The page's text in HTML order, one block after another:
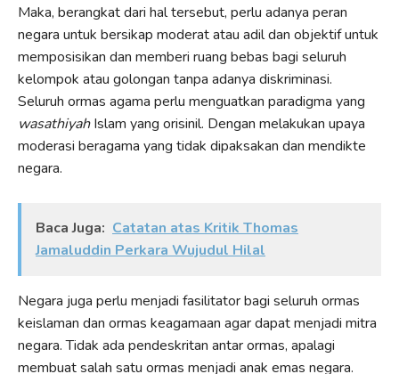
Maka, berangkat dari hal tersebut, perlu adanya peran
negara untuk bersikap moderat atau adil dan objektif untuk
memposisikan dan memberi ruang bebas bagi seluruh
kelompok atau golongan tanpa adanya diskriminasi.
Seluruh ormas agama perlu menguatkan paradigma yang
wasathiyahIslam yang orisinil. Dengan melakukan upaya
moderasi beragama yang tidak dipaksakan dan mendikte
negara.
Baca Juga: Catatan atas Kritik Thomas
Jamaluddin Perkara Wujudul Hilal
Negara juga perlu menjadi fasilitator bagi seluruh ormas
keislaman dan ormas keagamaan agar dapat menjadi mitra
negara. Tidak ada pendeskritan antar ormas, apalagi
membuat salah satu ormas menjadi anak emas negara.